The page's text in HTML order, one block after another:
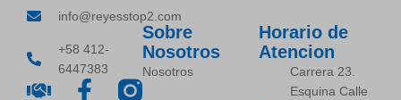
info@reyesstop2.com
+58 412-
6447383
Sobre
Nosotros
Nosotros
Horario de
Atencion
Carrera 23.
Esquina Calle